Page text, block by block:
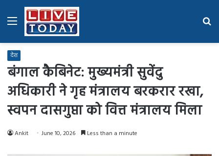
Menu
देश
बंगाल कैबिनेट: मुख्यमंत्री सुवेंदु
अधिकारी ने गृह मंत्रालय बरकरार रखा,
स्वपन दासगुप्ता को वित्त मंत्रालय मिला
Ankit June 10, 2026 Less than a minute